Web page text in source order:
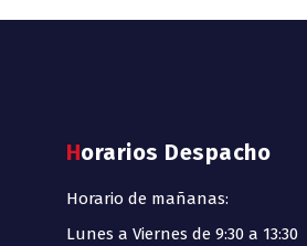
Horarios Despacho
Horario de mañanas:
Lunes a Viernes de 9:30 a 13:30